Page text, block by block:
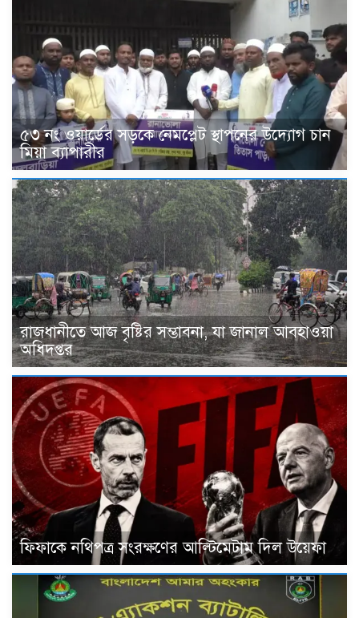
৫৩ নং ওয়ার্ডের সড়কে নেমপ্লেট স্থাপনের উদ্যোগ চান
মিয়া ব্যাপারীর
রাজধানীতে আজ বৃষ্টির সম্ভাবনা, যা জানাল আবহাওয়া
অধিদপ্তর
ফিফাকে নথিপত্র সংরক্ষণের আল্টিমেটাম দিল উয়েফা